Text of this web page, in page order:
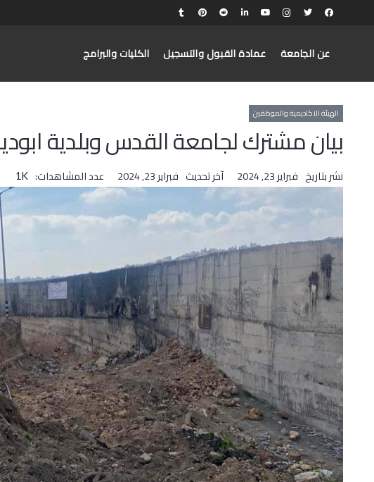
عن الجامعة عمادة القبول والتسجيل الكليات والبرامج
الهيئة الاكاديمية والموظفين
بيان مشترك لجامعة القدس وبلدية
نشر بتاريخ فبراير 23, 2024 آخر تحديث فبراير 23, 2024 عدد المشاهدات: 1K